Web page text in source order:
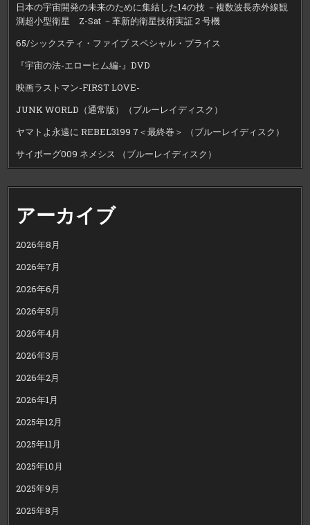
日本の宇宙開発の未来のために集結した14の技 －複数波長赤外線観
測超小型衛星 Z-Sat －革新的衛星技術実証２号機
65/シックスティ・ファイブ スペシャル・プライス
『宇宙の法-エローヒム編-』DVD
映画ラストマン-FIRST LOVE-
JUNK WORLD（通常版）（ブルーレイディスク）
ヤマトよ永遠に REBEL3199 7＜最終巻＞ （ブルーレイディスク）
サイボーグ009 ネメシス （ブルーレイディスク）
アーカイブ
2026年8月
2026年7月
2026年6月
2026年5月
2026年4月
2026年3月
2026年2月
2026年1月
2025年12月
2025年11月
2025年10月
2025年9月
2025年8月